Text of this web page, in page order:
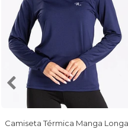
Camiseta Térmica Manga Longa